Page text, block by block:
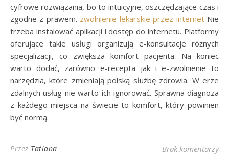
cyfrowe rozwiązania, bo to intuicyjne, oszczędzające czas i
zgodne z prawem. zwolnienie lekarskie przez internetNie
trzeba instalować aplikacji i dostęp do internetu. Platformy
oferujące takie usługi organizują e-konsultacje różnych
specjalizacji, co zwiększa komfort pacjenta. Na koniec
warto dodać, zarówno e-recepta jak i e-zwolnienie to
narzędzia, które zmieniają polską służbę zdrowia. W erze
zdalnych usług nie warto ich ignorować. Sprawna diagnoza
z każdego miejsca na świecie to komfort, który powinien
być normą.
Przez Tatiana Brak komentarzy